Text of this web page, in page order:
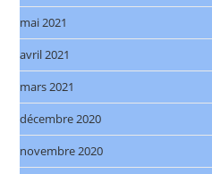
mai 2021
avril 2021
mars 2021
décembre 2020
novembre 2020